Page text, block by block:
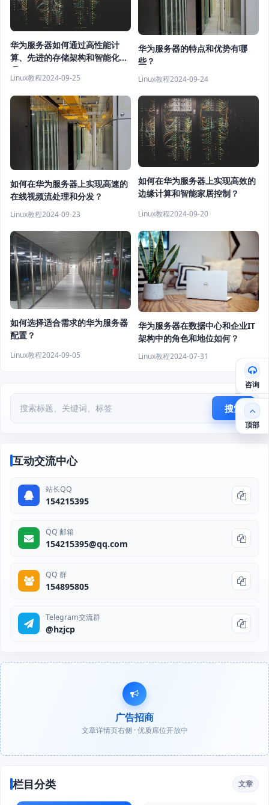
华为服务器如何通过高性能计
算、先进的存储架构和智能化管
理
Linux教程2024-09-25
华为服务器的特点和优势有哪
些？
Linux教程2024-09-24
如何在华为服务器上实现高速的
在线视频流处理和分发？
Linux教程2024-09-23
如何在华为服务器上实现高效的
边缘计算和智能家居控制？
Linux教程2024-09-20
如何选择适合需求的华为服务器
配置？
Linux教程2024-09-05
华为服务器在数据中心和企业IT
架构中的角色和地位如何？
Linux教程2024-07-31
搜索
互动交流中心
站长QQ
154215395
QQ 邮箱
154215395@qq.com
QQ 群
154895805
Telegram交流群
@hzjcp
广告招商
文章详情页右侧 · 优质席位开放中
栏目分类 文章
咨询
顶部